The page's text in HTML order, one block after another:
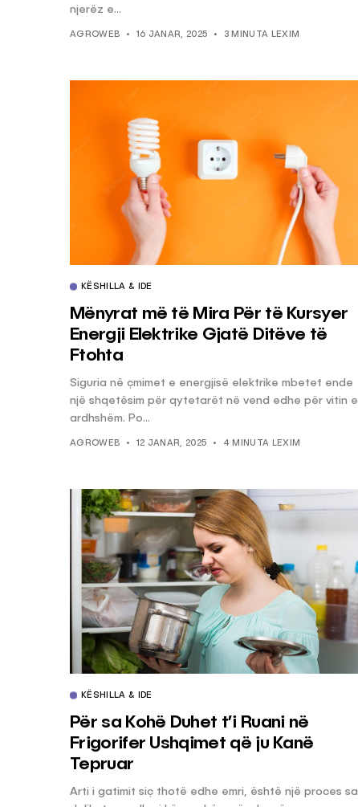
njerëz e...
AGROWEB 16 JANAR, 2025 3 MINUTA LEXIM
KËSHILLA & IDE
Mënyrat më të Mira Për të Kursyer
Energji Elektrike Gjatë Ditëve të
Ftohta
Siguria në çmimet e energjisë elektrike mbetet ende
një shqetësim për qytetarët në vend edhe për vitin e
ardhshëm. Po...
AGROWEB 12 JANAR, 2025 4 MINUTA LEXIM
KËSHILLA & IDE
Për sa Kohë Duhet t’i Ruani në
Frigorifer Ushqimet që ju Kanë
Tepruar
Arti i gatimit siç thotë edhe emri, është një proces sa